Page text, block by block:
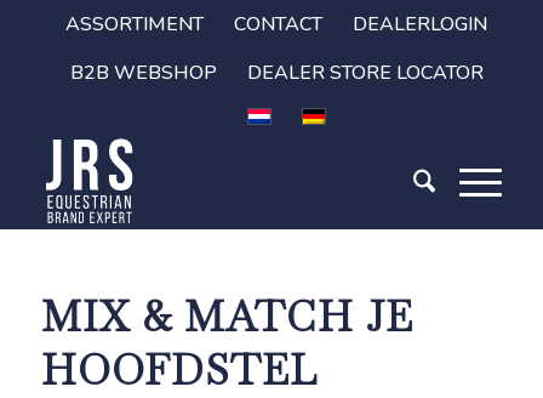
ASSORTIMENT CONTACT
DEALERLOGIN
B2B WEBSHOP
DEALER STORE LOCATOR
MIX & MATCH JE
HOOFDSTEL